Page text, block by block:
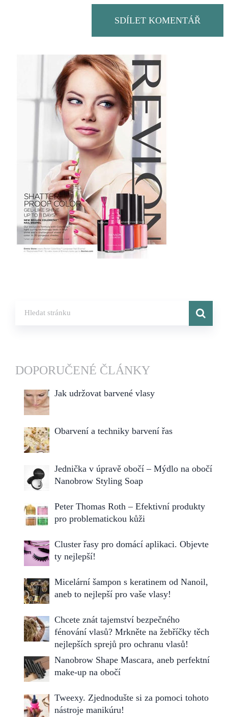
DOPORUČENÉ ČLÁNKY
Jak udržovat barvené vlasy
Obarvení a techniky barvení řas
Jednička v úpravě obočí – Mýdlo na obočí
Nanobrow Styling Soap
Peter Thomas Roth – Efektivní produkty
pro problematickou kůži
Cluster řasy pro domácí aplikaci. Objevte
ty nejlepší!
Micelární šampon s keratinem od Nanoil,
aneb to nejlepší pro vaše vlasy!
Chcete znát tajemství bezpečného
fénování vlasů? Mrkněte na žebříčky těch
nejlepších sprejů pro ochranu vlasů!
Nanobrow Shape Mascara, aneb perfektní
make-up na obočí
Tweexy. Zjednodušte si za pomoci tohoto
nástroje manikúru!